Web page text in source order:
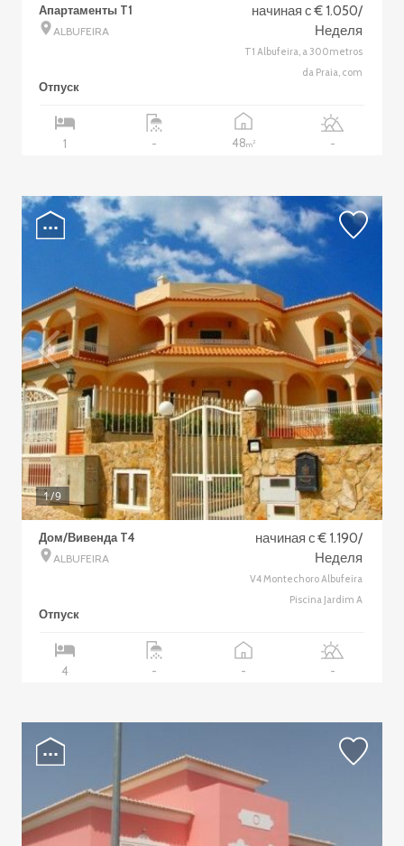
Апартаменты T1
ALBUFEIRA
начиная с € 1.050/
Неделя
T1 Albufeira, a 300metros
da Praia, com
Отпуск
1 - 48m2 -
1/9
Дом/Вивенда T4
ALBUFEIRA
начиная с € 1.190/
Неделя
V4 Montechoro Albufeira
Piscina Jardim A
Отпуск
4 - - -